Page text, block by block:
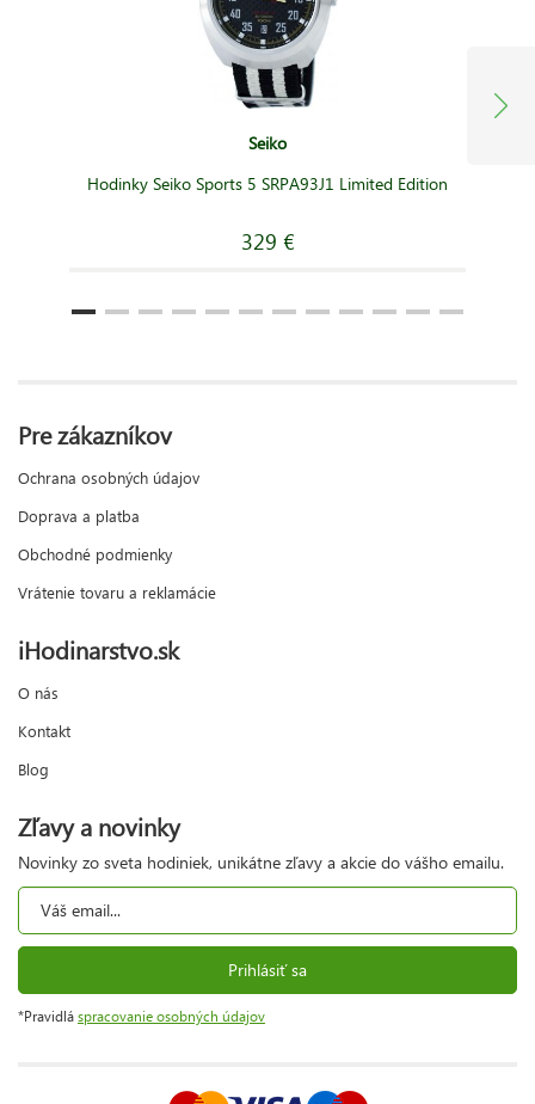
Seiko
Hodinky Seiko Sports 5 SRPA93J1 Limited Edition
329 €
Pre zákazníkov
Ochrana osobných údajov
Doprava a platba
Obchodné podmienky
Vrátenie tovaru a reklamácie
iHodinarstvo.sk
O nás
Kontakt
Blog
Zľavy a novinky
Novinky zo sveta hodiniek, unikátne zľavy a akcie do vášho emailu.
Prihlásiť sa
*Pravidlá spracovanie osobných údajov